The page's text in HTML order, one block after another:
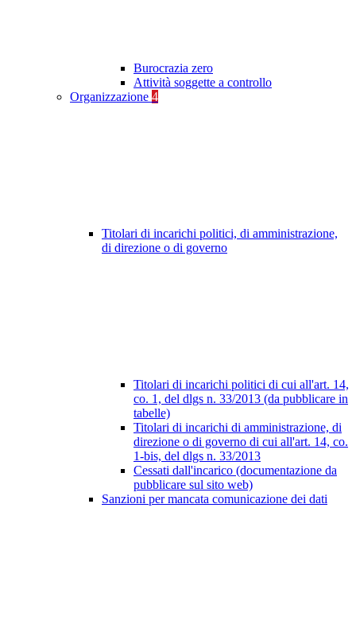
Burocrazia zero
Attività soggette a controllo
Organizzazione 4
Titolari di incarichi politici, di amministrazione,
di direzione o di governo
Titolari di incarichi politici di cui all'art. 14,
co. 1, del dlgs n. 33/2013 (da pubblicare in
tabelle)
Titolari di incarichi di amministrazione, di
direzione o di governo di cui all'art. 14, co.
1-bis, del dlgs n. 33/2013
Cessati dall'incarico (documentazione da
pubblicare sul sito web)
Sanzioni per mancata comunicazione dei dati